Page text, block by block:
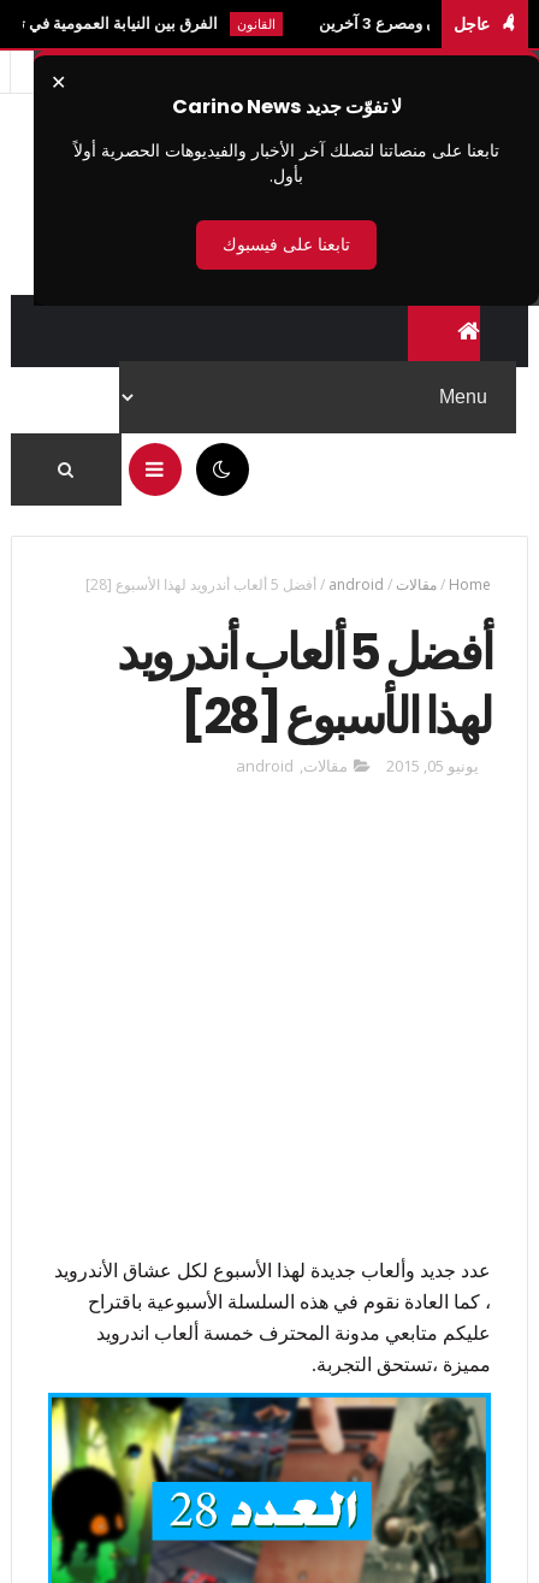
عاجل
3 آخرين القانون الفرق بين النيابة العمومية في تونس والنيابة
✕
لا تفوّت جديد Carino News
تابعنا على منصاتنا لتصلك آخر الأخبار والفيديوهات الحصرية أولاً
بأول.
تابعنا على فيسبوك
Home
/مقالات /
android
/ أفضل 5 ألعاب أندرويد لهذا الأسبوع [28]
أفضل 5 ألعاب أندرويد
لهذا الأسبوع [28]
يونيو 05, 2015 مقالات,
android
عدد جديد وألعاب جديدة لهذا الأسبوع لكل عشاق الأندرويد
، كما العادة نقوم في هذه السلسلة الأسبوعية باقتراح
عليكم متابعي مدونة المحترف خمسة ألعاب اندرويد
مميزة ،تستحق التجربة.